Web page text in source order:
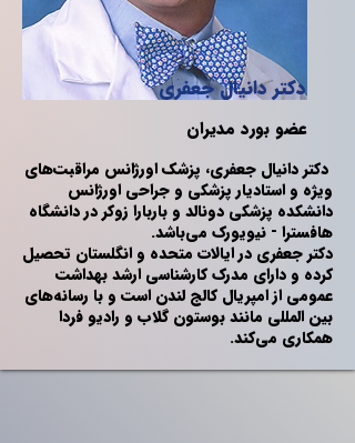
دکتر دانیال جعفری
عضو بورد مدیران
دکتر دانیال جعفری، پزشک اورژانس مراقبت‌های
ویژه و استادیار پزشکی و جراحی اورژانس
دانشکده پزشکی دونالد و باربارا زوکر در دانشگاه
هافسترا - نیویورک می‌باشد.
دکتر جعفری در ایالات متحده و انگلستان تحصیل
کرده و دارای مدرک کارشناسی ارشد بهداشت
عمومی از امپریال کالج لندن است و با رسانه‌های
بین المللی مانند بوستون گلاب و رادیو فردا
همکاری می‌کند.